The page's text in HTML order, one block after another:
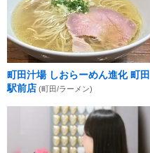
町田汁場 しおらーめん進化 町田
駅前店 (町田/ラーメン)